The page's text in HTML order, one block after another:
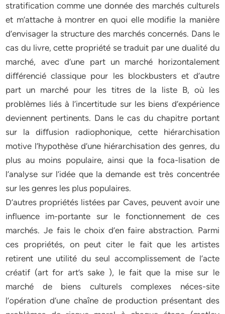
stratification comme une donnée des marchés culturels
et m’attache à montrer en quoi elle modifie la manière
d’envisager la structure des marchés concernés. Dans le
cas du livre, cette propriété se traduit par une dualité du
marché, avec d’une part un marché horizontalement
diﬀérencié classique pour les blockbusters et d’autre
part un marché pour les titres de la liste B, où les
problèmes liés à l’incertitude sur les biens d’expérience
deviennent pertinents. Dans le cas du chapitre portant
sur la diﬀusion radiophonique, cette hiérarchisation
motive l’hypothèse d’une hiérarchisation des genres, du
plus au moins populaire, ainsi que la foca-lisation de
l’analyse sur l’idée que la demande est très concentrée
sur les genres les plus populaires.
D’autres propriétés listées par Caves, peuvent avoir une
influence im-portante sur le fonctionnement de ces
marchés. Je fais le choix d’en faire abstraction. Parmi
ces propriétés, on peut citer le fait que les artistes
retirent une utilité du seul accomplissement de l’acte
créatif (art for art’s sake ), le fait que la mise sur le
marché de biens culturels complexes néces-site
l’opération d’une chaîne de production présentant des